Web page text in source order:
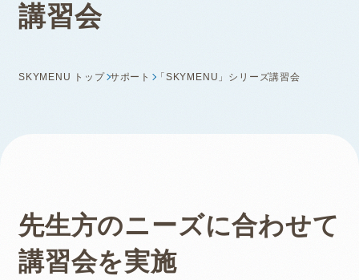
講習会
SKYMENU トップ サポート 「SKYMENU」シリーズ講習会
先生方のニーズに合わせて
講習会を実施